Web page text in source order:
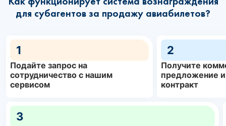
для субагентов за продажу авиабилетов?
1
Подайте запрос на
сотрудничество с нашим
сервисом
2
Получите
предложение
контракт
3